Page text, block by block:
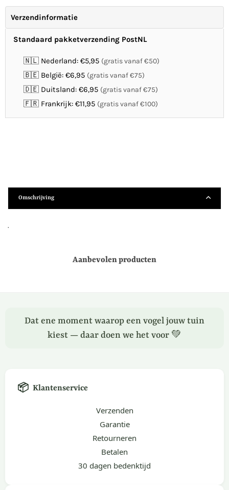
Verzendinformatie
Standaard pakketverzending PostNL
🇳🇱 Nederland: €5,95 (gratis vanaf €50)
🇧🇪 België: €6,95 (gratis vanaf €75)
🇩🇪 Duitsland: €6,95 (gratis vanaf €75)
🇫🇷 Frankrijk: €11,95 (gratis vanaf €100)
Omschrijving
.
Aanbevolen producten
Dat ene moment waarop een vogel jouw tuin
kiest — daar doen we het voor 💚
📦 Klantenservice
Verzenden
Garantie
Retourneren
Betalen
30 dagen bedenktijd